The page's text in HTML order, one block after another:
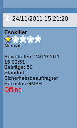
24/11/2011 15:21:20
Esokiller
Normal
Beigetreten: 24/11/2011
15:02:51
Beiträge: 50
Standort:
Sicherheitsbeauftragter
Securitas GMBH
Offline